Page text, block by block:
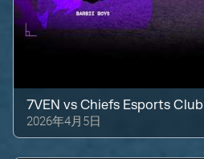
7VEN vsChiefs Esports Club
2026年4月5日